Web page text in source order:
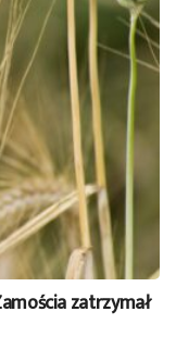
zatrzymał